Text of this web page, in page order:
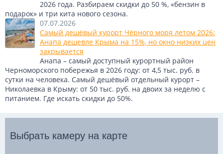
2026 года. Разбираем скидки до 50 %, «бензин в
подарок» и три кита нового сезона.
07.07.2026
Самый дешёвый курорт Чёрного моря летом 2026:
Анапа дешевле Крыма на 15%, но окно низких цен
закрывается
Анапа – самый доступный курортный район
Черноморского побережья в 2026 году: от 4,5 тыс. руб. в
сутки на человека. Самый дешёвый отдельный курорт –
Николаевка в Крыму: от 50 тыс. руб. на двоих за неделю с
питанием. Где искать скидки до 50%.
Выбрать камеру на карте